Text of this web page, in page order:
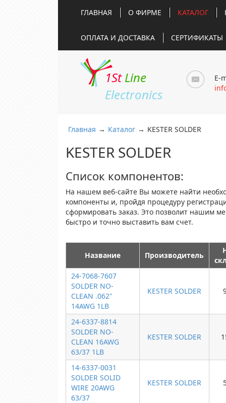
ГЛАВНАЯ О ФИРМЕ КАТАЛОГ
ОПЛАТА И ДОСТАВКА СЕРТИФИКАТЫ
1St Line
Electronics
E-
Главная → Каталог → KESTER SOLDER
KESTER SOLDER
Список компонентов:
На нашем веб-сайте Вы можете найти
компоненты и, пройдя процедуру
сформировать заказ. Это позволит нашим
быстро и точно выставить вам счет.
Название Производитель
24-7068-7607
SOLDER NO-
CLEAN .062"
14AWG 1LB
KESTER SOLDER
24-6337-8814
SOLDER NO-
CLEAN 16AWG
63/37 1LB
KESTER SOLDER
14-6337-0031
SOLDER SOLID
WIRE 20AWG
63/37
KESTER SOLDER